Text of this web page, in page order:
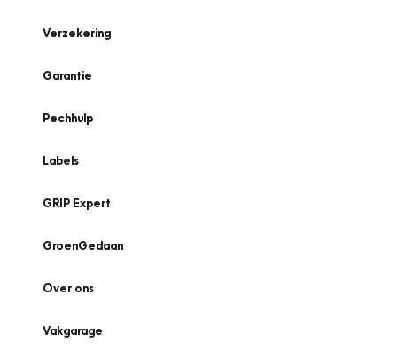
Verzekering
Garantie
Pechhulp
Labels
GRIP Expert
GroenGedaan
Over ons
Vakgarage